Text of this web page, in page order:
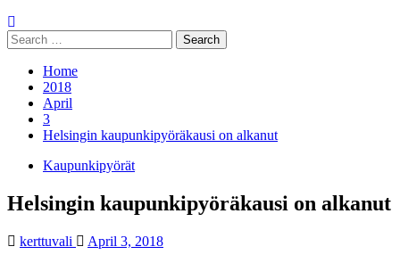
Search
for:
Home
2018
April
3
Helsingin kaupunkipyöräkausi on alkanut
Kaupunkipyörät
Helsingin kaupunkipyöräkausi on alkanut
kerttuvali April 3, 2018